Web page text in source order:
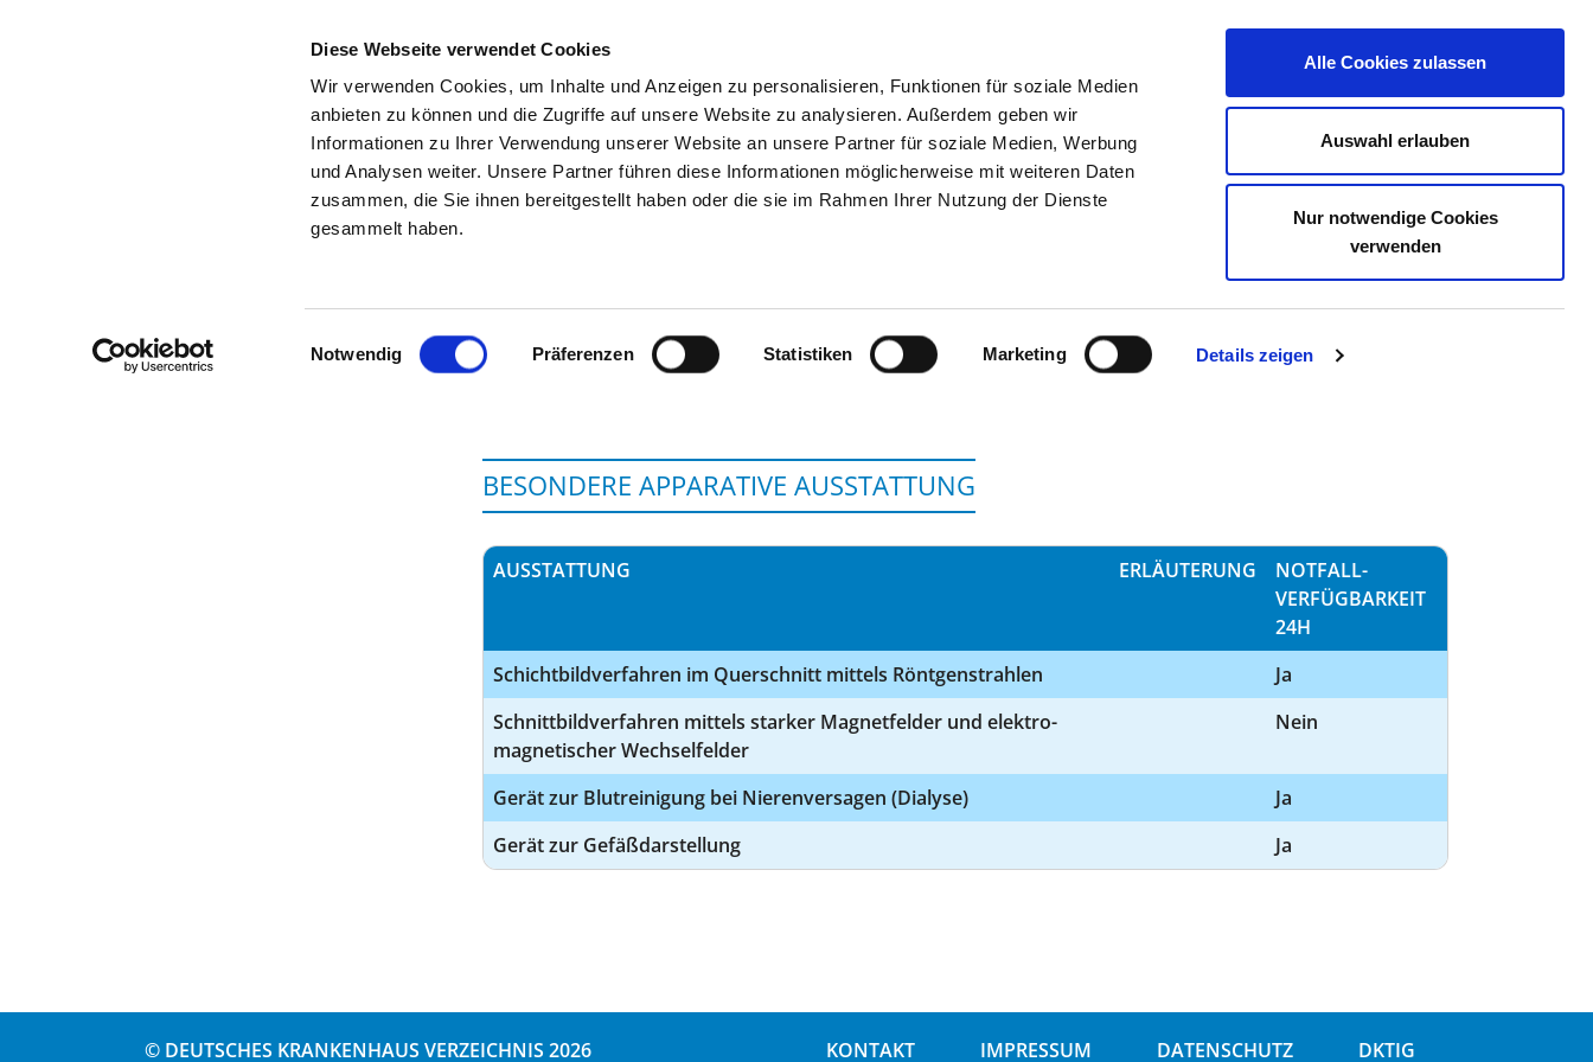
Diese Webseite verwendet Cookies
Wir verwenden Cookies, um Inhalte und Anzeigen zu personalisieren, Funktionen für soziale Medien
anbieten zu können und die Zugriffe auf unsere Website zu analysieren. Außerdem geben wir
Informationen zu Ihrer Verwendung unserer Website an unsere Partner für soziale Medien, Werbung
und Analysen weiter. Unsere Partner führen diese Informationen möglicherweise mit weiteren Daten
zusammen, die Sie ihnen bereitgestellt haben oder die sie im Rahmen Ihrer Nutzung der Dienste
gesammelt haben.
Einwilligungsauswahl
Notwendig Präferenzen Statistiken Marketing Details zeigen
Alle Cookies zulassen
Auswahl erlauben
Nur notwendige Cookies
verwenden
SUCHEN TIPPS & HILFE DAS DKV STELLENBÖRSE KONTAKT IHRE MEINUNG
Zur Krankenhaus-Startseite
KREISKRANKENHAUS DES VOGELSBERGKREISES IN ALSFELD
BESONDERE APPARATIVE AUSSTATTUNG
AUSSTATTUNG ERLÄUTERUNG
NOTFALL­
VERFÜGBARKEIT
24H
Schichtbildverfahren im Querschnitt mittels Röntgenstrahlen
Ja
Schnittbildverfahren mittels starker Magnetfelder und elektro-
magnetischer Wechselfelder
Nein
Gerät zur Blutreinigung bei Nierenversagen (Dialyse)
Ja
Gerät zur Gefäßdarstellung
Ja
© DEUTSCHES KRANKENHAUS VERZEICHNIS 2026 KONTAKT IMPRESSUM DATENSCHUTZ DKTIG